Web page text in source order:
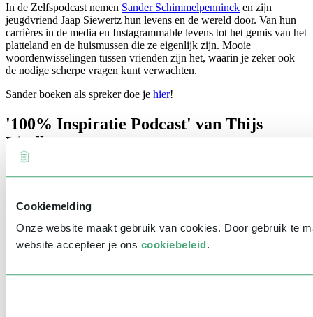
Cookiemelding
Onze website maakt gebruik van cookies. Door gebruik te
website accepteer je ons cookiebeleid.
In de Zelfspodcast nemen Sander Schimmelpenninck en zijn
jeugdvriend Jaap Siewertz hun levens en de wereld door. Van hun
carrières in de media en Instagrammable levens tot het gemis van het
platteland en de huismussen die ze eigenlijk zijn. Mooie
woordenwisselingen tussen vrienden zijn het, waarin je zeker ook
de nodige scherpe vragen kunt verwachten.
Sander boeken als spreker doe je hier!
'100% Inspiratie Podcast' van Thijs
Lindhout
Inspiratie Podcast is meer dan 2,5 miljoen keer beluisterd. Tijdens
deze interviews gaat hij met zijn gasten in gesprek over geluk,
succes, persoonlijke ontwikkeling, spiritualiteit en meer!